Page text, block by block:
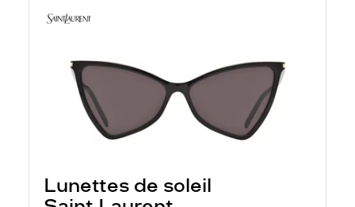
Lunettes de soleil